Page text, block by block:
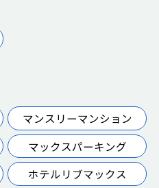
マンスリーマンション
マックスパーキング
ホテルリブマックス